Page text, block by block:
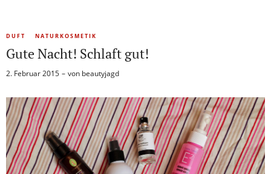
DUFT NATURKOSMETIK
Gute Nacht! Schlaft gut!
2. Februar 2015 von beautyjagd